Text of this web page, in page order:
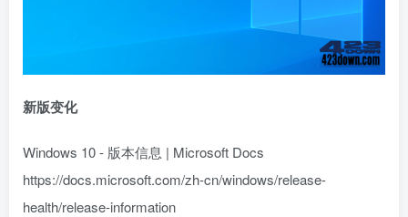
新版变化
Windows 10 - 版本信息 | Microsoft Docs
https://docs.microsoft.com/zh-cn/windows/release-
health/release-information